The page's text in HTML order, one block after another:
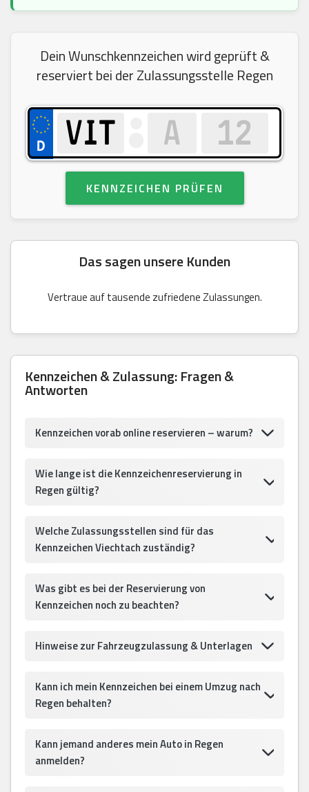
Dein Wunschkennzeichen wird geprüft &
reserviert bei der Zulassungsstelle Regen
KENNZEICHEN PRÜFEN
Das sagen unsere Kunden
Vertraue auf tausende zufriedene Zulassungen.
Kennzeichen & Zulassung: Fragen &
Antworten
Kennzeichen vorab online reservieren – warum?
Wie lange ist die Kennzeichenreservierung in
Regen gültig?
Welche Zulassungsstellen sind für das
Kennzeichen Viechtach zuständig?
Was gibt es bei der Reservierung von
Kennzeichen noch zu beachten?
Hinweise zur Fahrzeugzulassung & Unterlagen
Kann ich mein Kennzeichen bei einem Umzug nach
Regen behalten?
Kann jemand anderes mein Auto in Regen
anmelden?